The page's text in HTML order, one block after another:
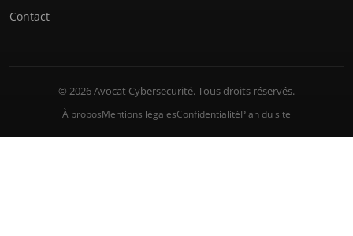
Contact
© 2026 Avocat Cybersecurité. Tous droits réservés.
À proposMentions légalesConfidentialitéPlan du site